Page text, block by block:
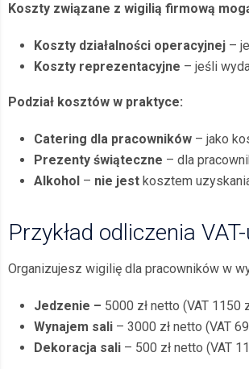
Koszty związane z wigilią firmową
Koszty działalności operacyjnej –
Koszty reprezentacyjne – jeśli
Podział kosztów w praktyce:
Catering dla pracowników – jako
Prezenty świąteczne – dla
Alkohol – nie jest kosztem
Przykład odliczenia
Organizujesz wigilię dla pracowników w
Jedzenie – 5000 zł netto (VAT 1150
Wynajem sali – 3000 zł netto (VAT
Dekoracja sali – 500 zł netto (VAT